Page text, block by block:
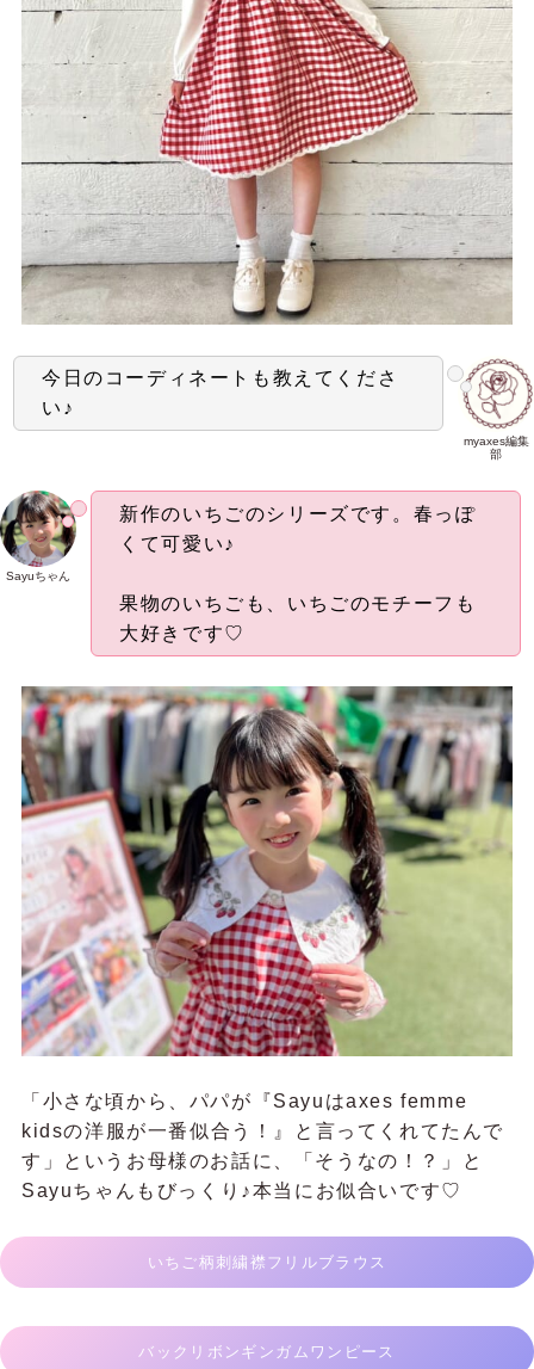
myaxes編集
部
今日のコーディネートも教えてくださ
い♪
Sayuちゃん
新作のいちごのシリーズです。春っぽ
くて可愛い♪
果物のいちごも、いちごのモチーフも
大好きです♡
「小さな頃から、パパが『Sayuはaxes femme
kidsの洋服が一番似合う！』と言ってくれてたんで
す」というお母様のお話に、「そうなの！？」と
Sayuちゃんもびっくり♪本当にお似合いです♡
いちご柄刺繍襟フリルブラウス
バックリボンギンガムワンピース